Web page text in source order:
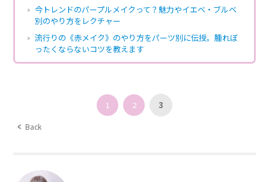
今トレンドのパープルメイクって？魅力やイエベ・ブルベ
別のやり方をレクチャー
流行りの《赤メイク》のやり方をパーツ別に伝授。腫れぼ
ったくならないコツを教えます
Back
1 2 3